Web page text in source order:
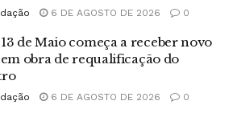
6 DE AGOSTO DE 2026 0
de Maio começa a receber novo
obra de requalificação do
6 DE AGOSTO DE 2026 0